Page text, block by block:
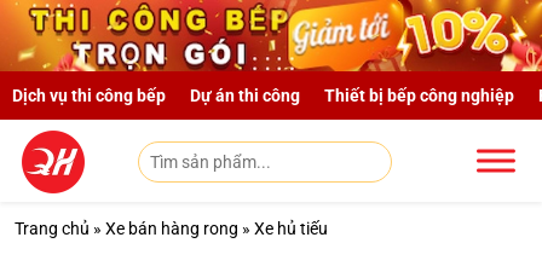
Skip to main content
Dịch vụ thi công bếp Dự án thi công Thiết bị bếp công nghiệp
Trang chủ » Xe bán hàng rong » Xe hủ tiếu